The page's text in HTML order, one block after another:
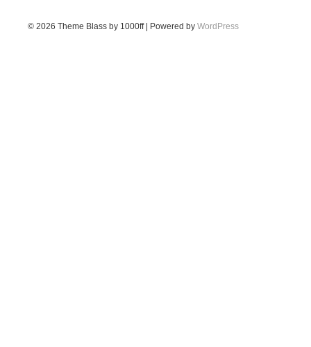
© 2026 Theme Blass by 1000ff | Powered by WordPress